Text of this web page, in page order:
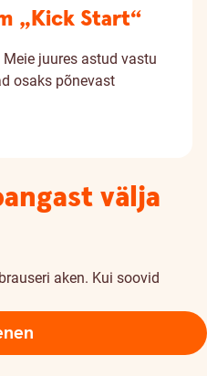
„Kick Start“
juures astud vastu
osaks põnevast
välja
aken. Kui soovid